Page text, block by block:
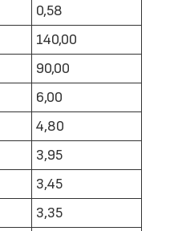
0,58
140,00
90,00
6,00
4,80
3,95
3,45
3,35